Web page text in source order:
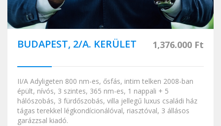
BUDAPEST, 2/A. KERÜLET 1,376.000 Ft
II/A Adyligeten 800 nm-es, ősfás, intim telken 2008-ban
épült, nívós, 3 szintes, 365 nm-es, 1 nappali + 5
hálószobás, 3 fürdőszobás, villa jellegű luxus családi ház
tágas terekkel légkondícionálóval, riasztóval, 3 állásos
garázzsal kiadó.